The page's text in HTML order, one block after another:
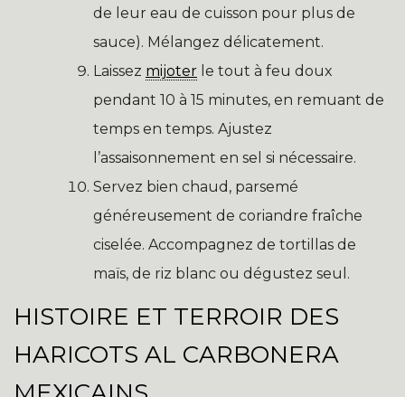
de leur eau de cuisson pour plus de
sauce). Mélangez délicatement.
Laissez mijoter le tout à feu doux
pendant 10 à 15 minutes, en remuant de
temps en temps. Ajustez
l’assaisonnement en sel si nécessaire.
Servez bien chaud, parsemé
généreusement de coriandre fraîche
ciselée. Accompagnez de tortillas de
maïs, de riz blanc ou dégustez seul.
HISTOIRE ET TERROIR DES
HARICOTS AL CARBONERA